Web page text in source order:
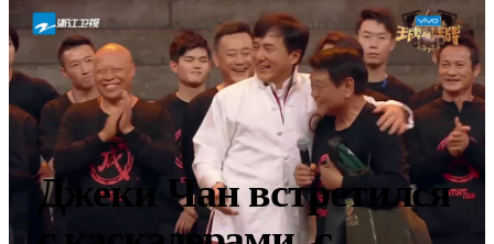
Джеки Чан встретился